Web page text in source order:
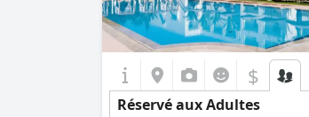
$
Réservé aux Adultes